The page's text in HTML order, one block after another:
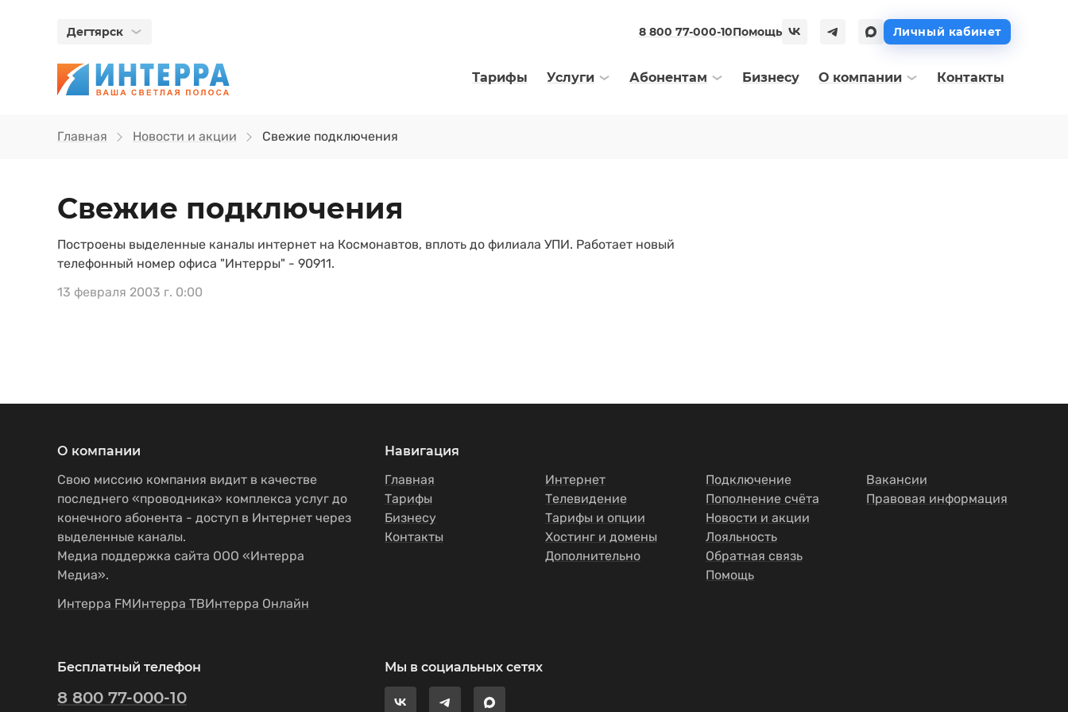
Дегтярск 8 800 77-000-10Помощь Личный кабинет
Тарифы Услуги Абонентам Бизнесу О компании Контакты
Главная Новости и акции Свежие подключения
Свежие подключения
Построены выделенные каналы интернет на Космонавтов, вплоть до филиала УПИ. Работает новый
телефонный номер офиса "Интерры" - 90911.
13 февраля 2003 г. 0:00
О компании
Свою миссию компания видит в качестве
последнего «проводника» комплекса услуг до
конечного абонента - доступ в Интернет через
выделенные каналы.
Медиа поддержка сайта ООО «Интерра
Медиа».
Интерра FMИнтерра ТВИнтерра Онлайн
Навигация
Главная
Тарифы
Бизнесу
Контакты
Интернет
Телевидение
Тарифы и опции
Хостинг и домены
Дополнительно
Подключение
Пополнение счёта
Новости и акции
Лояльность
Обратная связь
Помощь
Вакансии
Правовая информация
Бесплатный телефон
8 800 77-000-10
Мы в социальных сетях